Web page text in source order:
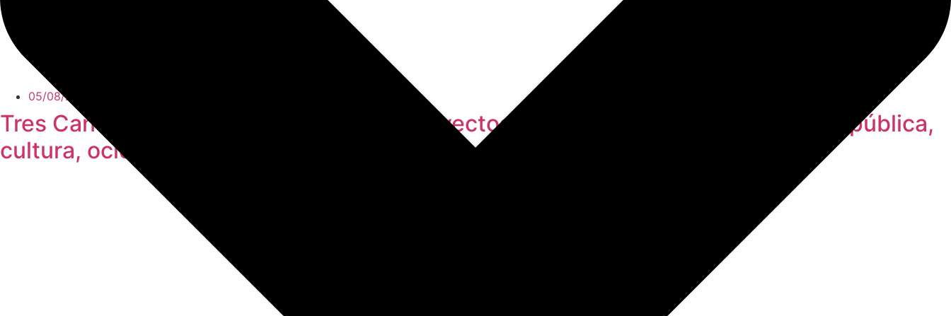
05/08/2026
Tres Cantos no se detiene en verano: proyectos estratégicos, mejoras en la vía pública,
cultura, ocio y conciliación familiar